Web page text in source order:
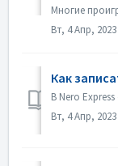
Вт, 4 Апр,
Как
Вт, 4 Апр,